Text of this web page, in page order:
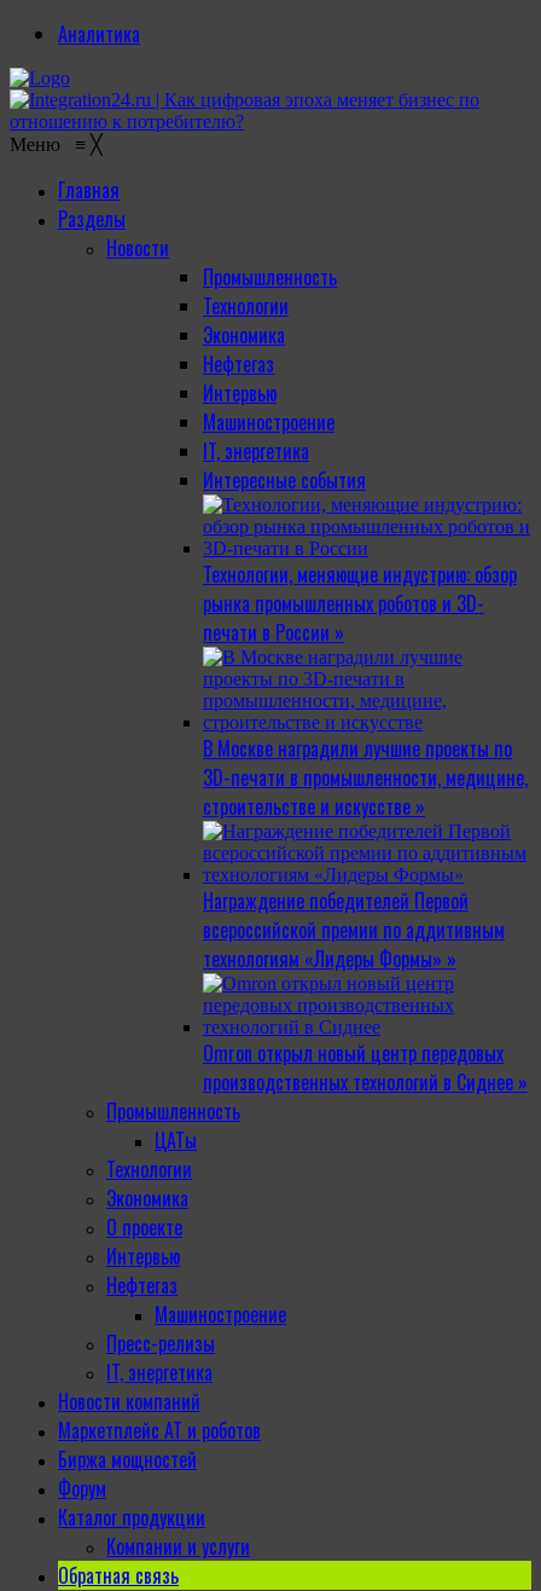
Аналитика
Меню ≡ ╳
Главная
Разделы
Новости
Промышленность
Технологии
Экономика
Нефтегаз
Интервью
Машиностроение
IT, энергетика
Интересные события
Технологии, меняющие индустрию: обзор
рынка промышленных роботов и 3D-
печати в России »
В Москве наградили лучшие проекты по
3D-печати в промышленности, медицине,
строительстве и искусстве »
Награждение победителей Первой
всероссийской премии по аддитивным
технологиям «Лидеры Формы» »
Omron открыл новый центр передовых
производственных технологий в Сиднее »
Промышленность
ЦАТы
Технологии
Экономика
О проекте
Интервью
Нефтегаз
Машиностроение
Пресс-релизы
IT, энергетика
Новости компаний
Маркетплейс АТ и роботов
Биржа мощностей
Форум
Каталог продукции
Компании и услуги
Обратная связь